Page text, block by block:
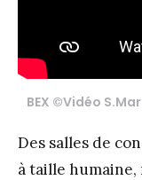
BEX ©Vidéo
Des salles de
à taille humaine,